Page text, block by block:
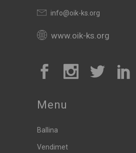
info@oik-ks.org
www.oik-ks.org
Menu
Ballina
Vendimet